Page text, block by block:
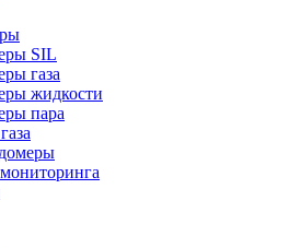
SIL
газа
жидкости
пара